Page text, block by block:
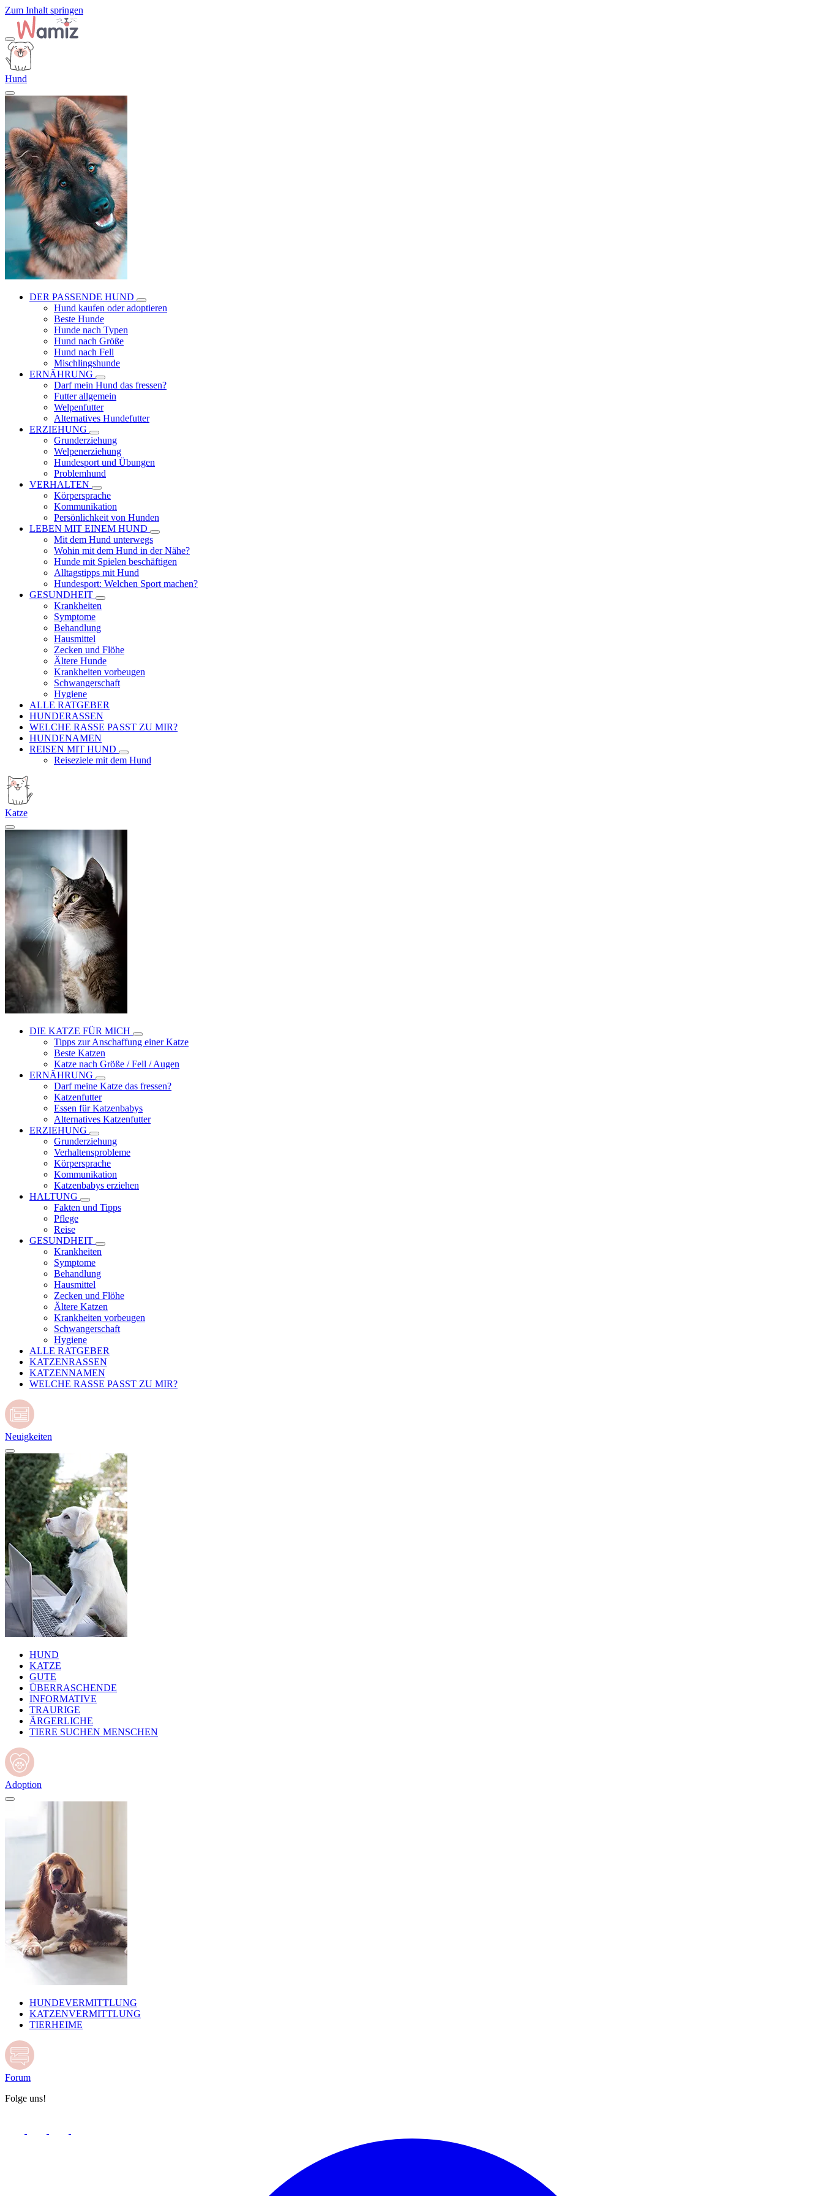
Zum Inhalt springen
Hund
DER PASSENDE HUND
Hund kaufen oder adoptieren
Beste Hunde
Hunde nach Typen
Hund nach Größe
Hund nach Fell
Mischlingshunde
ERNÄHRUNG
Darf mein Hund das fressen?
Futter allgemein
Welpenfutter
Alternatives Hundefutter
ERZIEHUNG
Grunderziehung
Welpenerziehung
Hundesport und Übungen
Problemhund
VERHALTEN
Körpersprache
Kommunikation
Persönlichkeit von Hunden
LEBEN MIT EINEM HUND
Mit dem Hund unterwegs
Wohin mit dem Hund in der Nähe?
Hunde mit Spielen beschäftigen
Alltagstipps mit Hund
Hundesport: Welchen Sport machen?
GESUNDHEIT
Krankheiten
Symptome
Behandlung
Hausmittel
Zecken und Flöhe
Ältere Hunde
Krankheiten vorbeugen
Schwangerschaft
Hygiene
ALLE RATGEBER
HUNDERASSEN
WELCHE RASSE PASST ZU MIR?
HUNDENAMEN
REISEN MIT HUND
Reiseziele mit dem Hund
Katze
DIE KATZE FÜR MICH
Tipps zur Anschaffung einer Katze
Beste Katzen
Katze nach Größe / Fell / Augen
ERNÄHRUNG
Darf meine Katze das fressen?
Katzenfutter
Essen für Katzenbabys
Alternatives Katzenfutter
ERZIEHUNG
Grunderziehung
Verhaltensprobleme
Körpersprache
Kommunikation
Katzenbabys erziehen
HALTUNG
Fakten und Tipps
Pflege
Reise
GESUNDHEIT
Krankheiten
Symptome
Behandlung
Hausmittel
Zecken und Flöhe
Ältere Katzen
Krankheiten vorbeugen
Schwangerschaft
Hygiene
ALLE RATGEBER
KATZENRASSEN
KATZENNAMEN
WELCHE RASSE PASST ZU MIR?
Neuigkeiten
HUND
KATZE
GUTE
ÜBERRASCHENDE
INFORMATIVE
TRAURIGE
ÄRGERLICHE
TIERE SUCHEN MENSCHEN
Adoption
HUNDEVERMITTLUNG
KATZENVERMITTLUNG
TIERHEIME
Forum
Folge uns!